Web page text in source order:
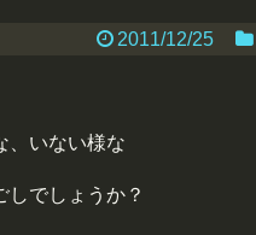
2011/12/25
、いない様な
しでしょうか？